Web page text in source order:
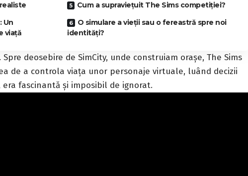
Un
viață
Cum a supraviețuit The Sims competiției?
O simulare a vieții sau o fereastră spre noi
identități?
Spre deosebire de SimCity, unde construiam orașe, The Sims
de a controla viața unor personaje virtuale, luând decizii
era fascinantă și imposibil de ignorat.